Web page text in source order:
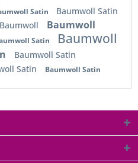
Satin Baumwoll Satin
Baumwoll
Satin
Baumwoll
Baumwoll Satin
Satin Baumwoll Satin